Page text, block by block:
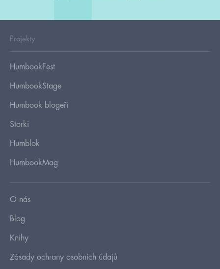
Projekty
HumbookFest
HumbookStage
Humbook blogeři
Storki
Humblok
HumbookMag
O nás
Blog
Knihy
Zásady ochrany osobních údajů